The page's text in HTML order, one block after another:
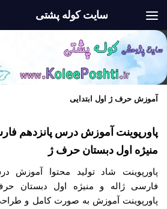
سایت کوله پشتی
آموزش حرف ژ اول ابتدایی
پاورپوینت آموزش درس پانزدهم
منیژه اول دبستان حرف ژ
پاورپوینت شاد تولید محتوا آموزش
فارسی ژاله و منیژه اول دبستان
پاورپوینت آموزش به صورت کامل و